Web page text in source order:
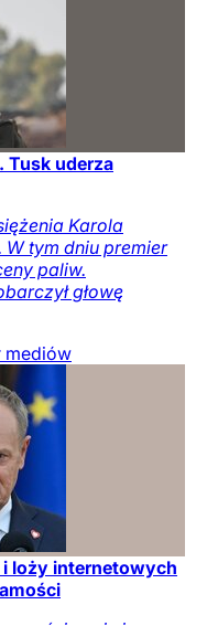
Tusk uderza
Karola
tym dniu premier
paliw.
głowę
mediów
loży internetowych